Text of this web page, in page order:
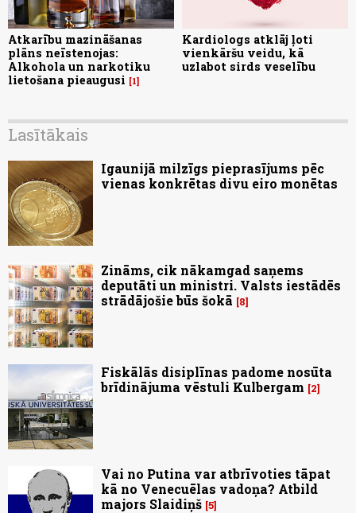
Atkarību mazināšanas
plāns neīstenojas:
Alkohola un narkotiku
lietošana pieaugusi
1
Kardiologs atklāj ļoti
vienkāršu veidu, kā
uzlabot sirds veselību
Lasītākais
Igaunijā milzīgs pieprasījums pēc
vienas konkrētas divu eiro monētas
Zināms, cik nākamgad saņems
deputāti un ministri. Valsts iestādēs
strādājošie būs šokā
8
Fiskālās disiplīnas padome nosūta
brīdinājuma vēstuli Kulbergam
2
Vai no Putina var atbrīvoties tāpat
kā no Venecuēlas vadoņa? Atbild
majors Slaidiņš 5